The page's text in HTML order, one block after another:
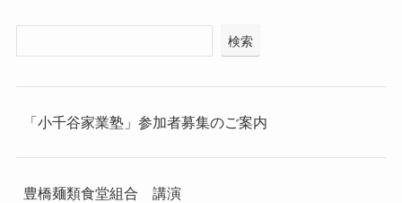
検索
「小千谷家業塾」参加者募集のご案内
豊橋麺類食堂組合 講演